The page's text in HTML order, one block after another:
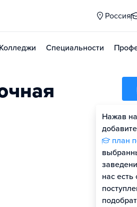
Россия
Колледжи Специальности
Нажав
план
нас